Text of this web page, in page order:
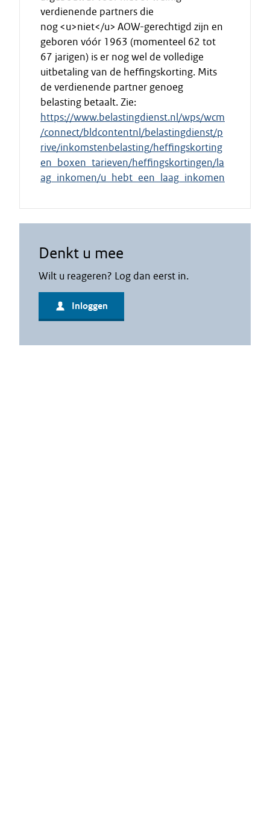
verdienende partners die
nog <u>niet</u> AOW-gerechtigd zijn en
geboren vóór 1963 (momenteel 62 tot
67 jarigen) is er nog wel de volledige
uitbetaling van de heffingskorting. Mits
de verdienende partner genoeg
belasting betaalt. Zie:
https://www.belastingdienst.nl/wps/wcm
/connect/bldcontentnl/belastingdienst/p
rive/inkomstenbelasting/heffingskorting
en_boxen_tarieven/heffingskortingen/la
ag_inkomen/u_hebt_een_laag_inkomen
Denkt u mee
Wilt u reageren? Log dan eerst in.
Inloggen